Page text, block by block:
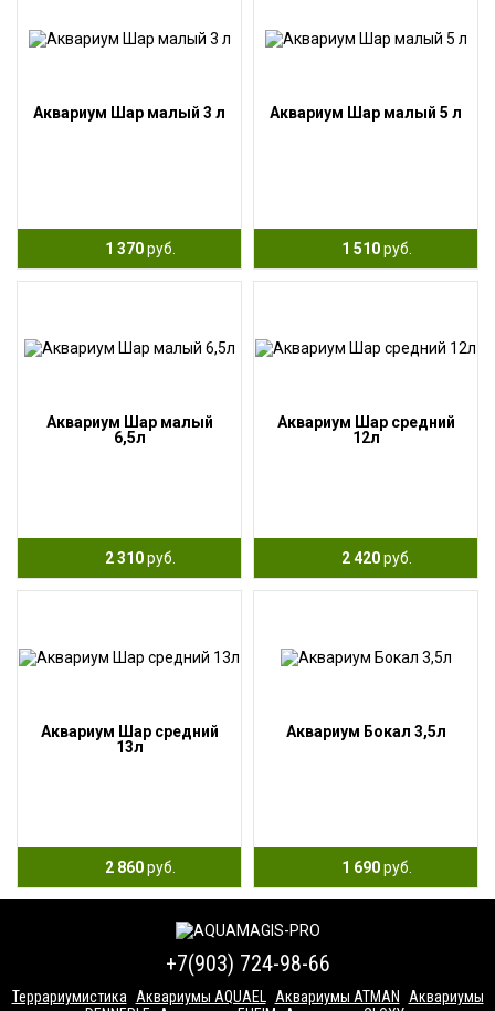
Аквариум Шар малый 3 л
1 370руб.
Аквариум Шар малый 5 л
1 510руб.
Аквариум Шар малый
6,5л
2 310руб.
Аквариум Шар средний
12л
2 420руб.
Аквариум Шар средний
13л
2 860руб.
Аквариум Бокал 3,5л
1 690руб.
+7(903) 724-98-66
Террариумистика Аквариумы AQUAEL Аквариумы ATMAN
Аквариумы